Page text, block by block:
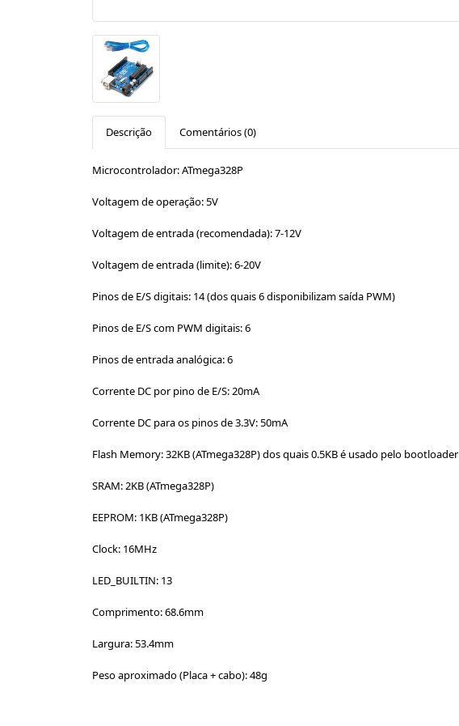
Descrição Comentários (0)
Microcontrolador: ATmega328P
Voltagem de operação: 5V
Voltagem de entrada (recomendada): 7-12V
Voltagem de entrada (limite): 6-20V
Pinos de E/S digitais: 14 (dos quais 6 disponibilizam saída PWM)
Pinos de E/S com PWM digitais: 6
Pinos de entrada analógica: 6
Corrente DC por pino de E/S: 20mA
Corrente DC para os pinos de 3.3V: 50mA
Flash Memory: 32KB (ATmega328P) dos quais 0.5KB é usado pelo bootloader
SRAM: 2KB (ATmega328P)
EEPROM: 1KB (ATmega328P)
Clock: 16MHz
LED_BUILTIN: 13
Comprimento: 68.6mm
Largura: 53.4mm
Peso aproximado (Placa + cabo): 48g